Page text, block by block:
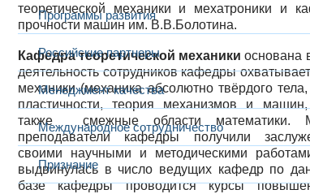
Программы развития
Российские партнеры
Менеджмент качества
Международное сотрудничество
Признание
теоретической механики и мехатроники и
прочности машин им. В.В.Болотина.
Кафедра теоретической механики основана
деятельность сотрудников кафедры
механики (механика абсолютно твёрдого
пластичности, теория механизмов и
также смежные области математики.
преподаватели кафедры получили
своими научными и методическими
выдвинулась в число ведущих кафедр по
базе кафедры проводится курсы